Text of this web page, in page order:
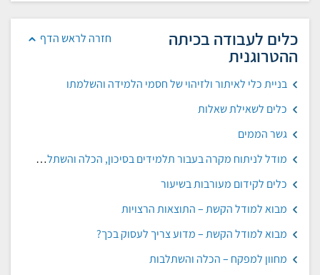
חזרה לראש הדף כלים לעבודה בכיתה
ההטרוגנית
בניית כלי לאיתור ולזיהוי של חסמי הלמידה והשלמתו
כלים לשאילת שאלות
גשר הממים
מודל לניתוח מקרה בעבור תלמידים בסיכון, הכלה והשתלבות
כלים לקידום מעורבות בשיעור
מבוא למודל הקשת – התוצאות הרצויות
מבוא למודל הקשת – מדוע צריך לעסוק בכך?
מחוון למפקח – הכלה והשתלבות